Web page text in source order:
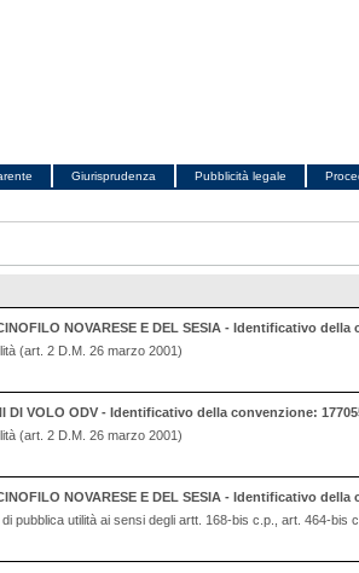
Giurisprudenza Pubblicità legale
NOVARESE E DEL SESIA - Identificativo della
(art. 2 D.M. 26 marzo 2001)
DI VOLO ODV - Identificativo della convenzione:
(art. 2 D.M. 26 marzo 2001)
NOVARESE E DEL SESIA - Identificativo della
pubblica utilità ai sensi degli artt. 168-bis c.p., art. 464-